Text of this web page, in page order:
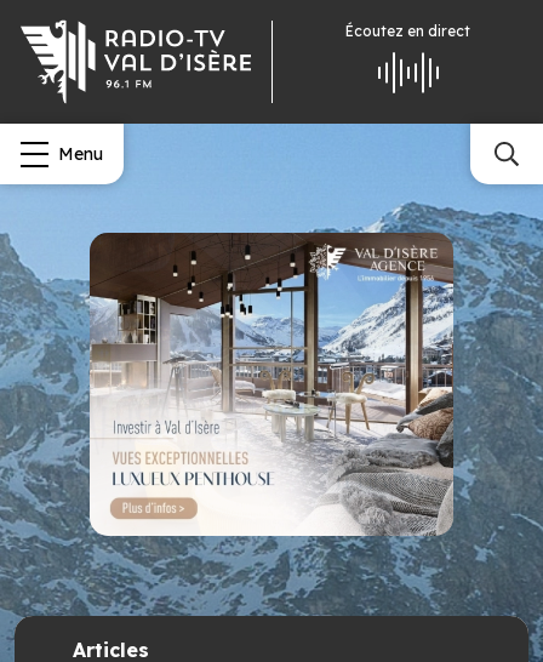
Écoutez en direct
Menu
Articles